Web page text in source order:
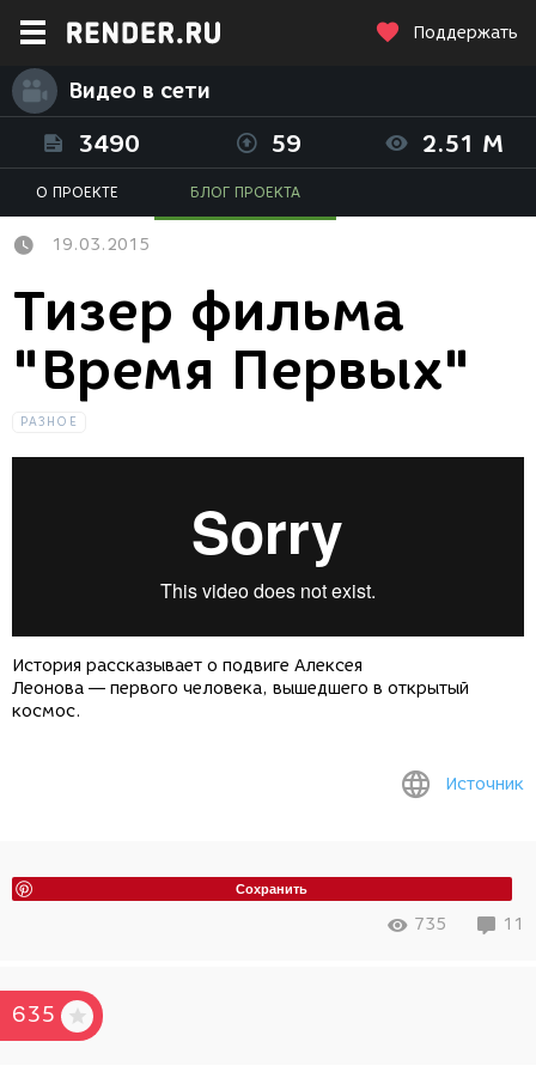
Поддержать
Видео в сети
3490 59 2.51 M
О ПРОЕКТЕ БЛОГ ПРОЕКТА
19.03.2015
Тизер фильма
"Время Первых"
РАЗНОЕ
История рассказывает о подвиге Алексея
Леонова — первого человека, вышедшего в открытый
космос.
Источник
Сохранить
735 11
635